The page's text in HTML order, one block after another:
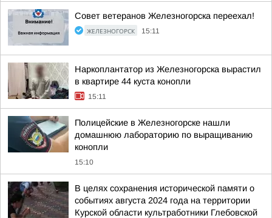
Совет ветеранов Железногорска переехал!
ЖЕЛЕЗНОГОРСК 15:11
Наркоплантатор из Железногорска вырастил
в квартире 44 куста конопли
15:11
Полицейские в Железногорске нашли
домашнюю лабораторию по выращиванию
конопли
15:10
В целях сохранения исторической памяти о
событиях августа 2024 года на территории
Курской области культработники Глебовской